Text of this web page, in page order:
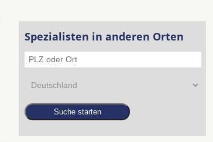
Spezialisten in anderen Orten